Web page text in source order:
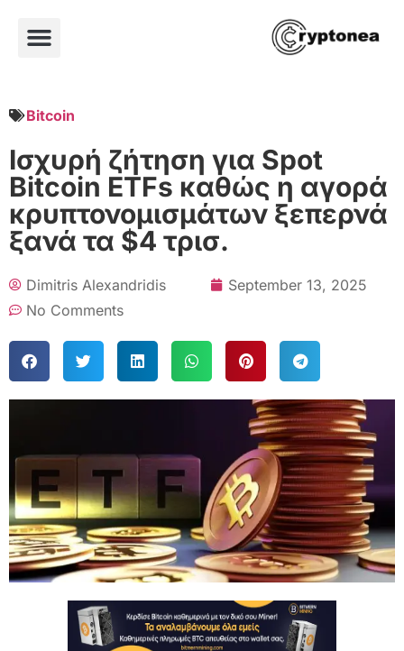
Bitcoin
Ισχυρή ζήτηση για Spot
Bitcoin ETFs καθώς η αγορά
κρυπτονομισμάτων ξεπερνά
ξανά τα $4 τρισ.
Dimitris Alexandridis
September 13, 2025
No Comments